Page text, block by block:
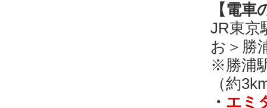
【電車
JR東京
お＞勝
※勝浦
（約
・ エミ